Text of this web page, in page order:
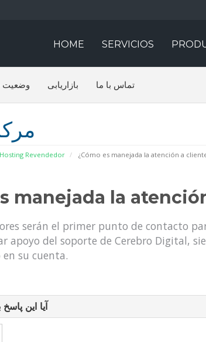
HOME SERVICIOS
وضعیت بازاریابی تماس با ما
Hosting Revendedor ¿Cómo es manejada la atención a
manejada la
serán el primer punto de contacto
apoyo del soporte de Cerebro Digital,
su cuenta.
آیا این